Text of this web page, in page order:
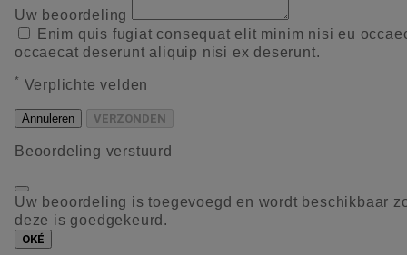
Uw beoordeling
Enim quis fugiat consequat elit minim nisi eu
occaecat deserunt aliquip nisi ex deserunt.
* Verplichte velden
Annuleren VERZONDEN
Beoordeling verstuurd
Uw beoordeling is toegevoegd en wordt beschikbaar
deze is goedgekeurd.
OKÉ